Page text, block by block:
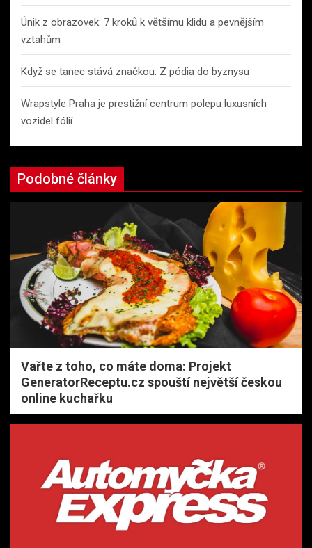
Únik z obrazovek: 7 kroků k většímu klidu a pevnějším
vztahům
Když se tanec stává značkou: Z pódia do byznysu
Wrapstyle Praha je prestižní centrum polepu luxusních
vozidel fólií
Podobné články
Vařte z toho, co máte doma: Projekt
GeneratorReceptu.cz spouští největší českou
online kuchařku